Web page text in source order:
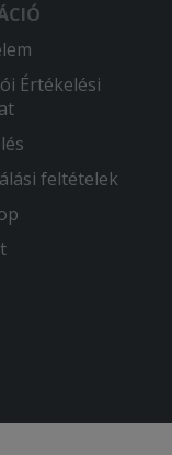
Értékelési
feltételek